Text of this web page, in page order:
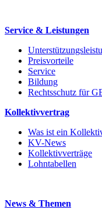
Service & Leistungen
Preisvorteile
Service
Bildung
Rechtsschutz für
Kollektivvertrag
Was ist ein
KV-News
Kollektivverträge
Lohntabellen
News & Themen